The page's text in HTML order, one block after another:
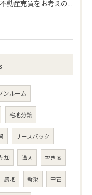
ンルーム
宅地分譲
リースバック
却 購入 空き家
農地 新築 中古